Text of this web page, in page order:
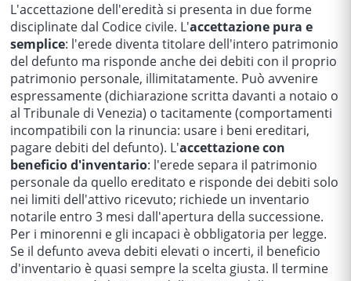
L'accettazione dell'eredità si presenta in due forme
disciplinate dal Codice civile. L'accettazione pura e
semplice: l'erede diventa titolare dell'intero patrimonio
del defunto ma risponde anche dei debiti con il proprio
patrimonio personale, illimitatamente. Può avvenire
espressamente (dichiarazione scritta davanti a notaio o
al Tribunale di Venezia) o tacitamente (comportamenti
incompatibili con la rinuncia: usare i beni ereditari,
pagare debiti del defunto). L'accettazione con
beneficio d'inventario: l'erede separa il patrimonio
personale da quello ereditato e risponde dei debiti solo
nei limiti dell'attivo ricevuto; richiede un inventario
notarile entro 3 mesi dall'apertura della successione.
Per i minorenni e gli incapaci è obbligatoria per legge.
Se il defunto aveva debiti elevati o incerti, il beneficio
d'inventario è quasi sempre la scelta giusta. Il termine